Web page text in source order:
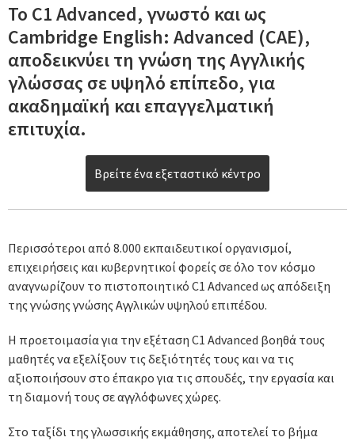
Το C1 Advanced, γνωστό και ως
Cambridge English: Advanced (CAE),
αποδεικνύει τη γνώση της Αγγλικής
γλώσσας σε υψηλό επίπεδο, για
ακαδημαϊκή και επαγγελματική
επιτυχία.
Βρείτε ένα εξεταστικό κέντρο
Περισσότεροι από 8.000 εκπαιδευτικοί οργανισμοί,
επιχειρήσεις και κυβερνητικοί φορείς σε όλο τον κόσμο
αναγνωρίζουν το πιστοποιητικό C1 Advanced ως απόδειξη
της γνώσης γνώσης Αγγλικών υψηλού επιπέδου.
Η προετοιμασία για την εξέταση C1 Advanced βοηθά τους
μαθητές να εξελίξουν τις δεξιότητές τους και να τις
αξιοποιήσουν στο έπακρο για τις σπουδές, την εργασία και
τη διαμονή τους σε αγγλόφωνες χώρες.
Στο ταξίδι της γλωσσικής εκμάθησης, αποτελεί το βήμα